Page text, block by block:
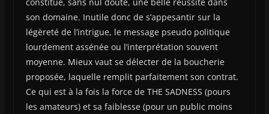
son domaine. Inutile donc de s’appesantir sur la
légèreté de l’intrigue, le message pseudo politique
lourdement assénée ou l’interprétation souvent
moyenne. Mieux vaut se délecter de la boucherie
proposée, laquelle remplit parfaitement son contrat.
Ce qui est à la fois la force de THE SADNESS (pours
les amateurs) et sa faiblesse (pour un public moins